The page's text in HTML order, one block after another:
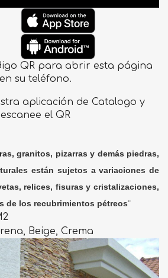
aplicación de Catalogo y
escanee el QR
granitos, pizarras y demás piedras,
están sujetos a variaciones de
relices, fisuras y cristalizaciones,
de los recubrimientos pétreos"
Beige, Crema